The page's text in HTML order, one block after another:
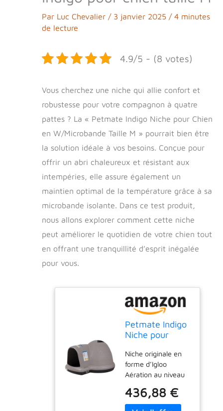
Par Luc Chevalier / 3 janvier 2025 / 4 minutes
de lecture
4.9/5 - (8 votes)
Vous cherchez une niche qui allie confort et
robustesse pour votre compagnon à quatre
pattes ? La « Petmate Indigo Niche pour Chien
en W/Microbande Taille M » pourrait bien être
la solution idéale à vos besoins. Conçue pour
offrir un abri chaleureux et résistant aux
intempéries, elle assure également un
maintien optimal de la température grâce à sa
microbande isolante. Dans ce test produit,
nous allons explorer comment cette niche
peut améliorer le quotidien de votre chien tout
en offrant une tranquillité d’esprit inégalée
pour vous.
Petmate Indigo
Niche pour
W/Microbande
Taille XL
Niche originale en
forme d’Igloo
Aération au niveau
une circulation de
l’air Doté de la
436,88 €